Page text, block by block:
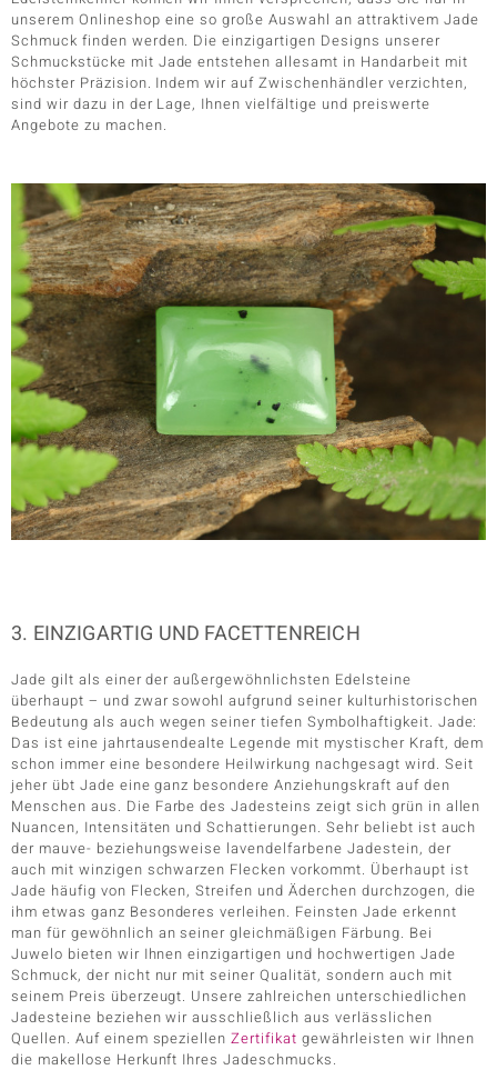
unserem Onlineshop eine so große Auswahl an attraktivem Jade
Schmuck finden werden. Die einzigartigen Designs unserer
Schmuckstücke mit Jade entstehen allesamt in Handarbeit mit
höchster Präzision. Indem wir auf Zwischenhändler verzichten,
sind wir dazu in der Lage, Ihnen vielfältige und preiswerte
Angebote zu machen.
3. EINZIGARTIG UND FACETTENREICH
Jade gilt als einer der außergewöhnlichsten Edelsteine
überhaupt – und zwar sowohl aufgrund seiner kulturhistorischen
Bedeutung als auch wegen seiner tiefen Symbolhaftigkeit. Jade:
Das ist eine jahrtausendealte Legende mit mystischer Kraft, dem
schon immer eine besondere Heilwirkung nachgesagt wird. Seit
jeher übt Jade eine ganz besondere Anziehungskraft auf den
Menschen aus. Die Farbe des Jadesteins zeigt sich grün in allen
Nuancen, Intensitäten und Schattierungen. Sehr beliebt ist auch
der mauve- beziehungsweise lavendelfarbene Jadestein, der
auch mit winzigen schwarzen Flecken vorkommt. Überhaupt ist
Jade häufig von Flecken, Streifen und Äderchen durchzogen, die
ihm etwas ganz Besonderes verleihen. Feinsten Jade erkennt
man für gewöhnlich an seiner gleichmäßigen Färbung. Bei
Juwelo bieten wir Ihnen einzigartigen und hochwertigen Jade
Schmuck, der nicht nur mit seiner Qualität, sondern auch mit
seinem Preis überzeugt. Unsere zahlreichen unterschiedlichen
Jadesteine beziehen wir ausschließlich aus verlässlichen
Quellen. Auf einem speziellenZertifikat gewährleisten wir Ihnen
die makellose Herkunft Ihres Jadeschmucks.